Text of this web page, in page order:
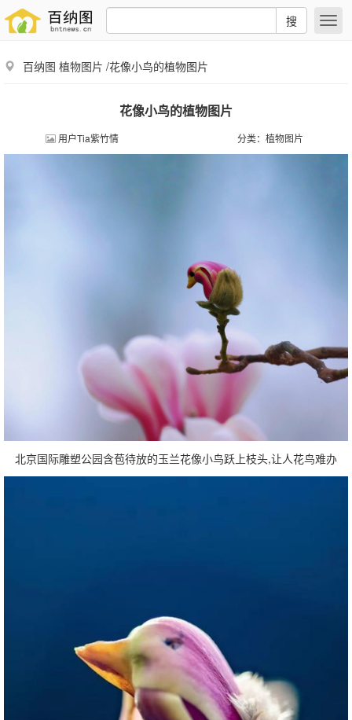
搜
百纳图 植物图片 /花像小鸟的植物图片
花像小鸟的植物图片
用户Tia紫竹情 分类： 植物图片
北京国际雕塑公园含苞待放的玉兰花像小鸟跃上枝头,让人花鸟难办